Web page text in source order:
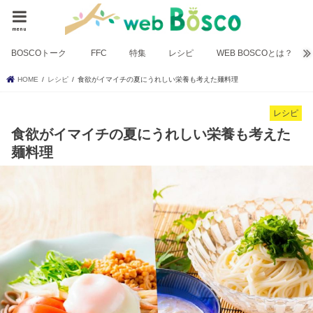
menu
BOSCOトーク FFC 特集 レシピ WEB BOSCOとは？
HOME レシピ 食欲がイマイチの夏にうれしい栄養も考えた麺料理
レシピ
食欲がイマイチの夏にうれしい栄養も考えた
麺料理